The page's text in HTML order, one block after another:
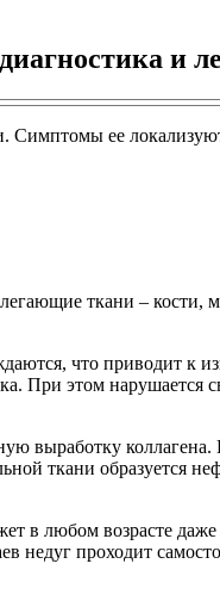
и
ее
ткани –
что приводит к
При этом нарушается
коллагена.
ткани образуется
в любом возрасте
недуг проходит